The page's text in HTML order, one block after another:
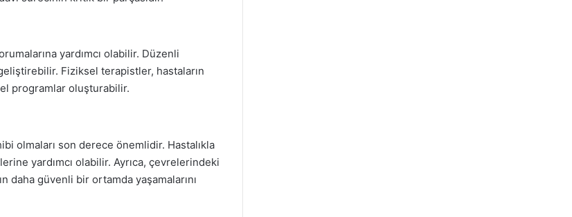
yardımcı olabilir. Düzenli
Fiziksel terapistler, hastaların
programlar oluşturabilir.
olmaları son derece önemlidir. Hastalıkla
yardımcı olabilir. Ayrıca, çevrelerindeki
daha güvenli bir ortamda yaşamalarını